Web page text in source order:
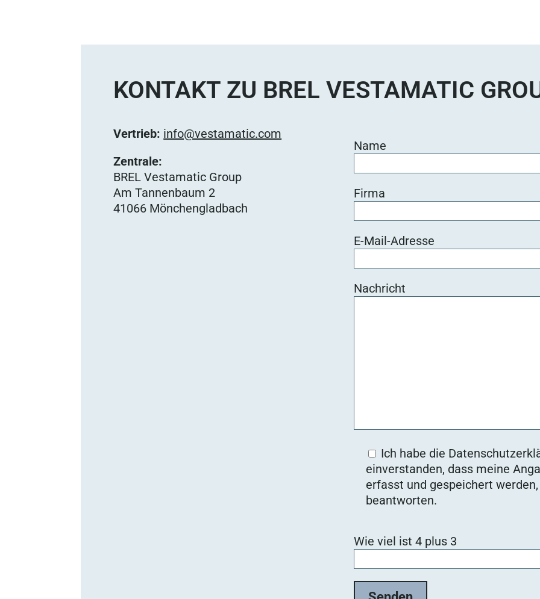
KONTAKT ZU BREL VESTAMATIC
Vertrieb: info@vestamatic.com
Zentrale:
BREL Vestamatic Group
Am Tannenbaum 2
41066 Mönchengladbach
Name
Firma
E-Mail-Adresse
Nachricht
Ich habe die
einverstanden, dass meine
erfasst und gespeichert
beantworten.
i
Wie viel ist 4 plus 3